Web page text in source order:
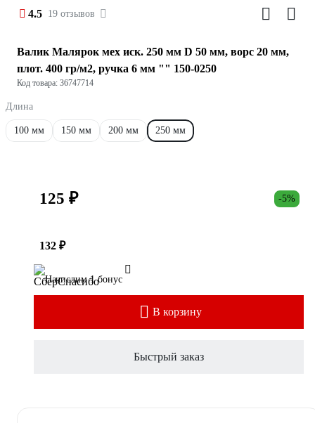
4.5 19 отзывов
Валик Малярок мех иск. 250 мм D 50 мм, ворс 20 мм,
плот. 400 гр/м2, ручка 6 мм "" 150-0250
Код товара: 36747714
Длина
100 мм 150 мм 200 мм 250 мм
125 ₽ -5%
132 ₽
Начислим 1 бонус
В корзину
Быстрый заказ